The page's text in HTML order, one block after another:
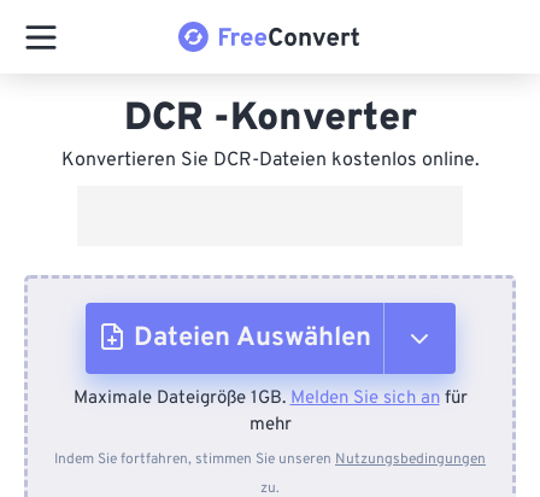
DCR -Konverter
Konvertieren Sie DCR-Dateien kostenlos online.
Dateien Auswählen
Vom Gerät
Maximale Dateigröße 1GB.Melden Sie sich anfür
mehr
Indem Sie fortfahren, stimmen Sie unseren Nutzungsbedingungen
zu.